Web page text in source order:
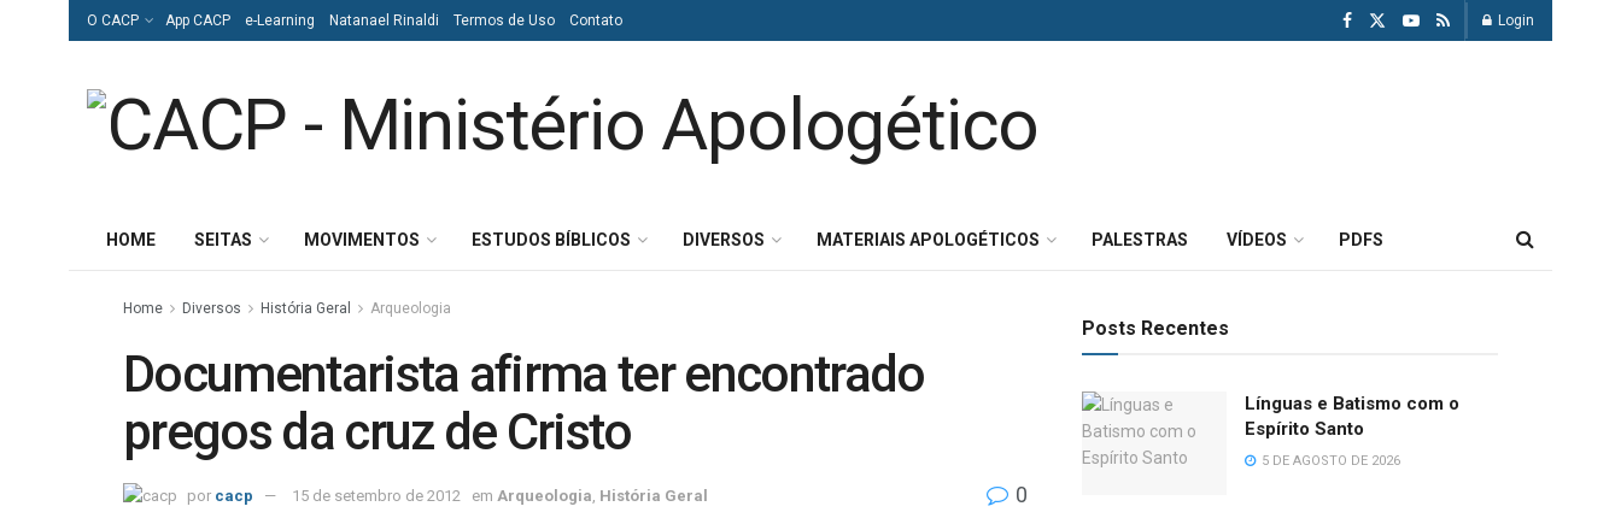
O CACP App CACP e-Learning Natanael Rinaldi Termos de Uso Contato Login
HOME SEITAS MOVIMENTOS ESTUDOS BÍBLICOS DIVERSOS MATERIAIS APOLOGÉTICOS PALESTRAS VÍDEOS PDFS
Home Diversos História Geral Arqueologia
Documentarista afirma ter encontrado
pregos da cruz de Cristo
por cacp 15 de setembro de 2012 em Arqueologia História Geral 0
Posts Recentes
Línguas e Batismo com o
Espírito Santo
5 DE AGOSTO DE 2026